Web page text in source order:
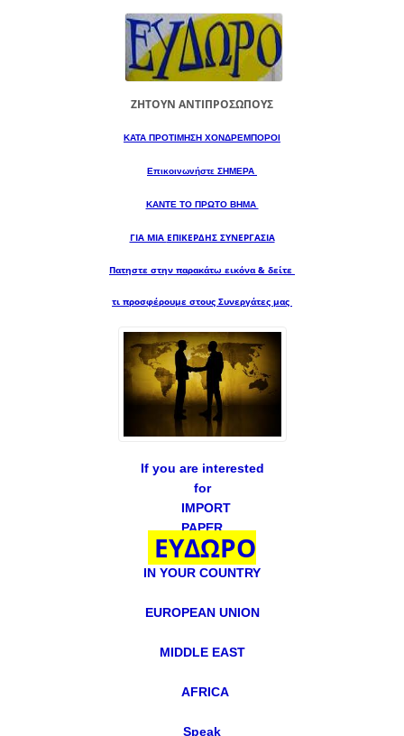
ΖΗΤΟΥΝ ΑΝΤΙΠΡΟΣΩΠΟΥΣ
ΚΑΤΑ ΠΡΟΤΙΜΗΣΗ ΧΟΝΔΡΕΜΠΟΡΟΙ
Επικοινωνήστε ΣΗΜΕΡΑ
ΚΑΝΤΕ ΤΟ ΠΡΩΤΟ ΒΗΜΑ
ΓΙΑ ΜΙΑ ΕΠΙΚΕΡΔΗΣ ΣΥΝΕΡΓΑΣΙΑ
Πατηστε στην παρακάτω εικόνα & δείτε
τι προσφέρουμε στους Συνεργάτες μας
If you are interested
for
IMPORT
PAPER
ΕΥΔΩΡΟ
IN YOUR COUNTRY
EUROPEAN UNION
MIDDLE EAST
AFRICA
Speak